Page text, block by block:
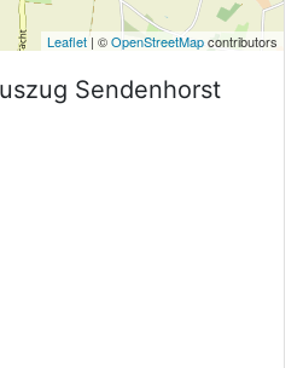
Leaflet| ©OpenStreetMapcontributors
Sendenhorst